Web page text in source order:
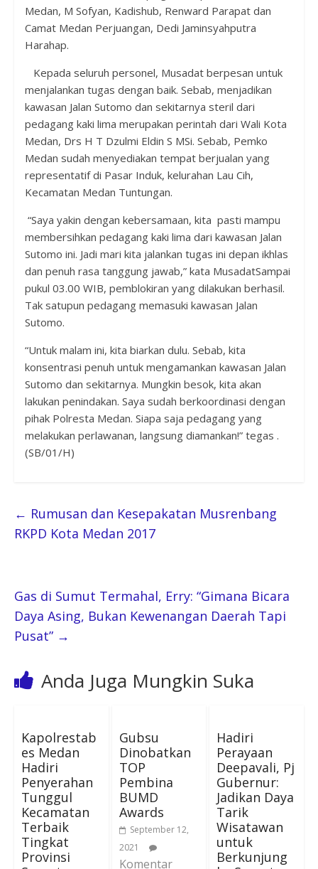
Medan, M Sofyan, Kadishub, Renward Parapat dan
Camat Medan Perjuangan, Dedi Jaminsyahputra
Harahap.
Kepada seluruh personel, Musadat berpesan untuk
menjalankan tugas dengan baik. Sebab, menjadikan
kawasan Jalan Sutomo dan sekitarnya steril dari
pedagang kaki lima merupakan perintah dari Wali Kota
Medan, Drs H T Dzulmi Eldin S MSi. Sebab, Pemko
Medan sudah menyediakan tempat berjualan yang
representatif di Pasar Induk, kelurahan Lau Cih,
Kecamatan Medan Tuntungan.
“Saya yakin dengan kebersamaan, kita pasti mampu
membersihkan pedagang kaki lima dari kawasan Jalan
Sutomo ini. Jadi mari kita jalankan tugas ini depan ikhlas
dan penuh rasa tanggung jawab,” kata MusadatSampai
pukul 03.00 WIB, pemblokiran yang dilakukan berhasil.
Tak satupun pedagang memasuki kawasan Jalan
Sutomo.
“Untuk malam ini, kita biarkan dulu. Sebab, kita
konsentrasi penuh untuk mengamankan kawasan Jalan
Sutomo dan sekitarnya. Mungkin besok, kita akan
lakukan penindakan. Saya sudah berkoordinasi dengan
pihak Polresta Medan. Siapa saja pedagang yang
melakukan perlawanan, langsung diamankan!” tegas .
(SB/01/H)
← Rumusan dan Kesepakatan Musrenbang
RKPD Kota Medan 2017
Gas di Sumut Termahal, Erry: “Gimana Bicara
Daya Asing, Bukan Kewenangan Daerah Tapi
Pusat” →
Anda Juga Mungkin Suka
Kapolrestab
es Medan
Hadiri
Penyerahan
Tunggul
Kecamatan
Terbaik
Tingkat
Provinsi
Gubsu
Dinobatkan
TOP
Pembina
BUMD
Awards
September 12,
2021
Komentar
Hadiri
Perayaan
Deepavali, Pj
Gubernur:
Jadikan Daya
Tarik
Wisatawan
untuk
Berkunjung